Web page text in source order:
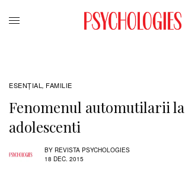
ESENȚIAL , FAMILIE
Fenomenul automutilarii la
adolescenti
BY REVISTA PSYCHOLOGIES
18 DEC. 2015